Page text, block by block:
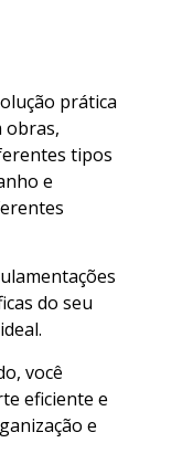
prática
obras,
tipos
e
do seu
você
eficiente e
e